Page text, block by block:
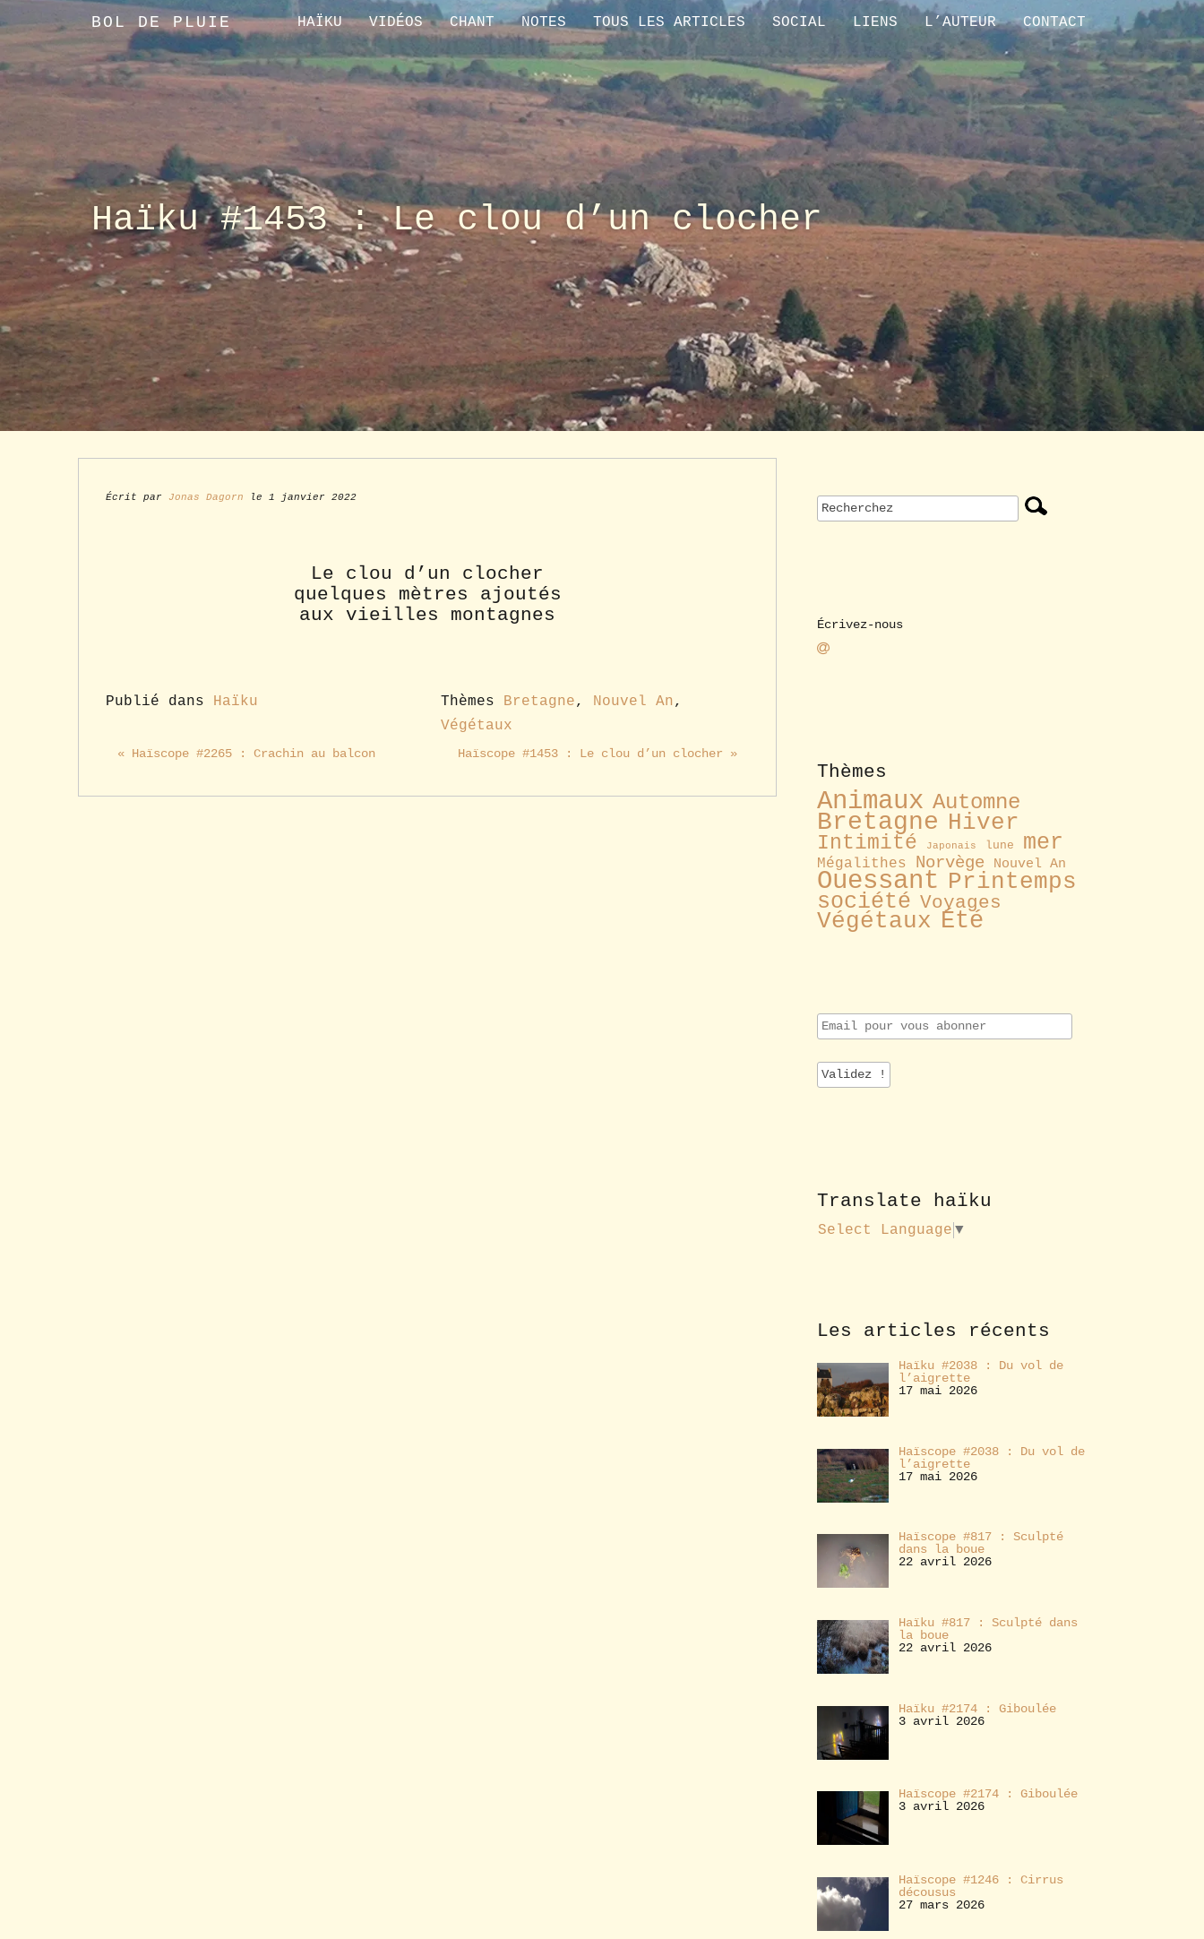
BOL DE PLUIE HAÏKU VIDÉOS CHANT NOTES TOUS LES ARTICLES SOCIAL LIENS L’AUTEUR CONTACT
Haïku #1453 : Le clou d’un clocher
Écrit par Jonas Dagorn le 1 janvier 2022
Le clou d’un clocher
quelques mètres ajoutés
aux vieilles montagnes
Publié dans Haïku Thèmes Bretagne, Nouvel An,
Végétaux
« Haïscope #2265 : Crachin au balcon Haïscope #1453 : Le clou d’un clocher »
Écrivez-nous
Thèmes
Animaux Automne
Bretagne Hiver
Intimité Japonais lune mer
Mégalithes Norvège Nouvel An
Ouessant Printemps
société Voyages
Végétaux Été
E
m
i
l
o
u
s
e
Translate haïku
Select Language ▼
Les articles récents
Haïku #2038 : Du vol de
l’aigrette
17 mai 2026
Haïscope #2038 : Du vol de
l’aigrette
17 mai 2026
Haïscope #817 : Sculpté
dans la boue
22 avril 2026
Haïku #817 : Sculpté dans
la boue
22 avril 2026
Haïku #2174 : Giboulée
3 avril 2026
Haïscope #2174 : Giboulée
3 avril 2026
Haïscope #1246 : Cirrus
décousus
27 mars 2026